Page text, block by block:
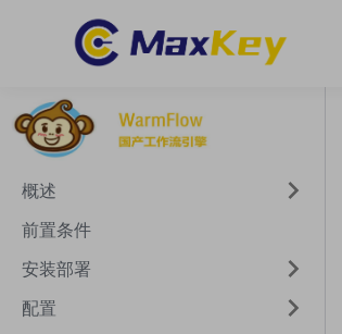
概述
前置条件
安装部署
配置